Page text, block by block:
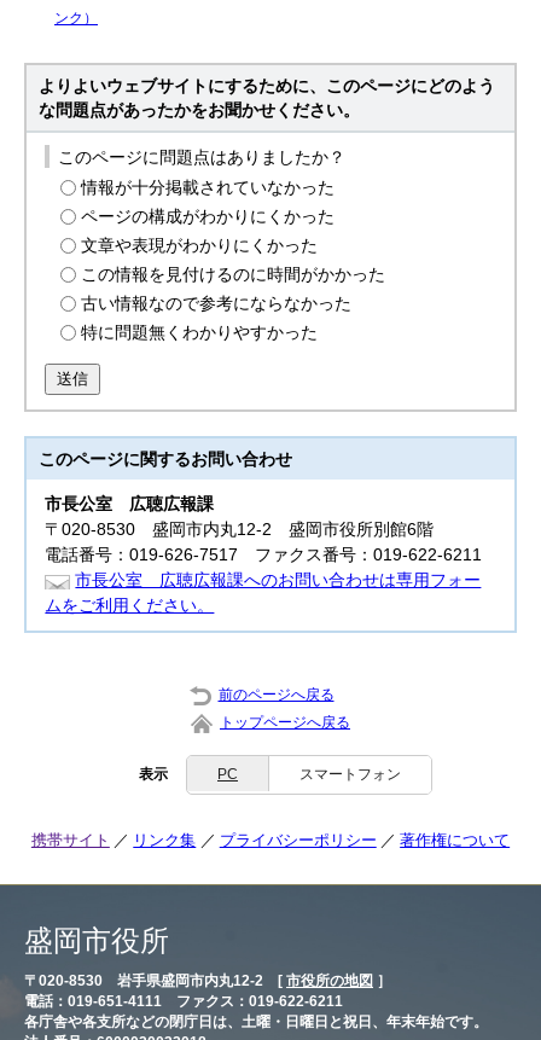
ンク）
よりよいウェブサイトにするために、このページにどのよう
な問題点があったかをお聞かせください。
このページに問題点はありましたか？
情報が十分掲載されていなかった
ページの構成がわかりにくかった
文章や表現がわかりにくかった
この情報を見付けるのに時間がかかった
古い情報なので参考にならなかった
特に問題無くわかりやすかった
送信
このページに関するお問い合わせ
市長公室 広聴広報課
〒020-8530 盛岡市内丸12-2 盛岡市役所別館6階
電話番号：019-626-7517 ファクス番号：019-622-6211
市長公室 広聴広報課へのお問い合わせは専用フォー
ムをご利用ください。
前のページへ戻る
トップページへ戻る
表示 PC スマートフォン
携帯サイト リンク集 プライバシーポリシー 著作権について
盛岡市役所
〒020-8530 岩手県盛岡市内丸12-2 [ 市役所の地図 ］
電話：019-651-4111 ファクス：019-622-6211
各庁舎や各支所などの閉庁日は、土曜・日曜日と祝日、年末年始です。